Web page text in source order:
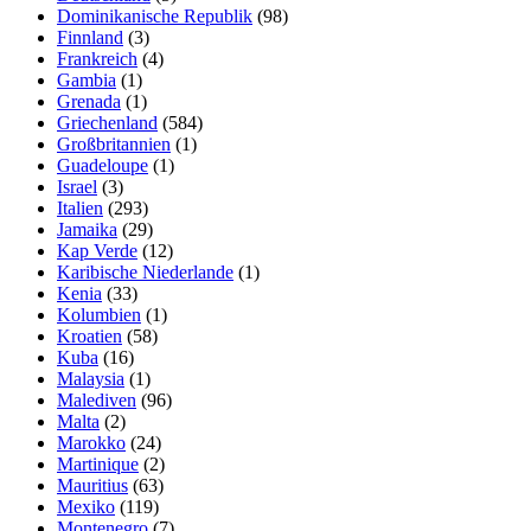
Dominikanische Republik (98)
Finnland (3)
Frankreich (4)
Gambia (1)
Grenada (1)
Griechenland (584)
Großbritannien (1)
Guadeloupe (1)
Israel (3)
Italien (293)
Jamaika (29)
Kap Verde (12)
Karibische Niederlande (1)
Kenia (33)
Kolumbien (1)
Kroatien (58)
Kuba (16)
Malaysia (1)
Malediven (96)
Malta (2)
Marokko (24)
Martinique (2)
Mauritius (63)
Mexiko (119)